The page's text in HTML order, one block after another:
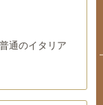
通のイタリア